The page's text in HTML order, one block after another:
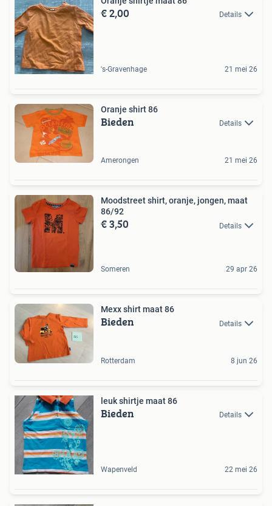
€ 2,00 Details
's-Gravenhage 21 mei 26
Oranje shirt 86
Bieden Details
Amerongen 21 mei 26
Moodstreet shirt, oranje, jongen, maat
86/92
€ 3,50 Details
Someren 29 apr 26
Mexx shirt maat 86
Bieden Details
Rotterdam 8 jun 26
leuk shirtje maat 86
Bieden Details
Wapenveld 22 mei 26